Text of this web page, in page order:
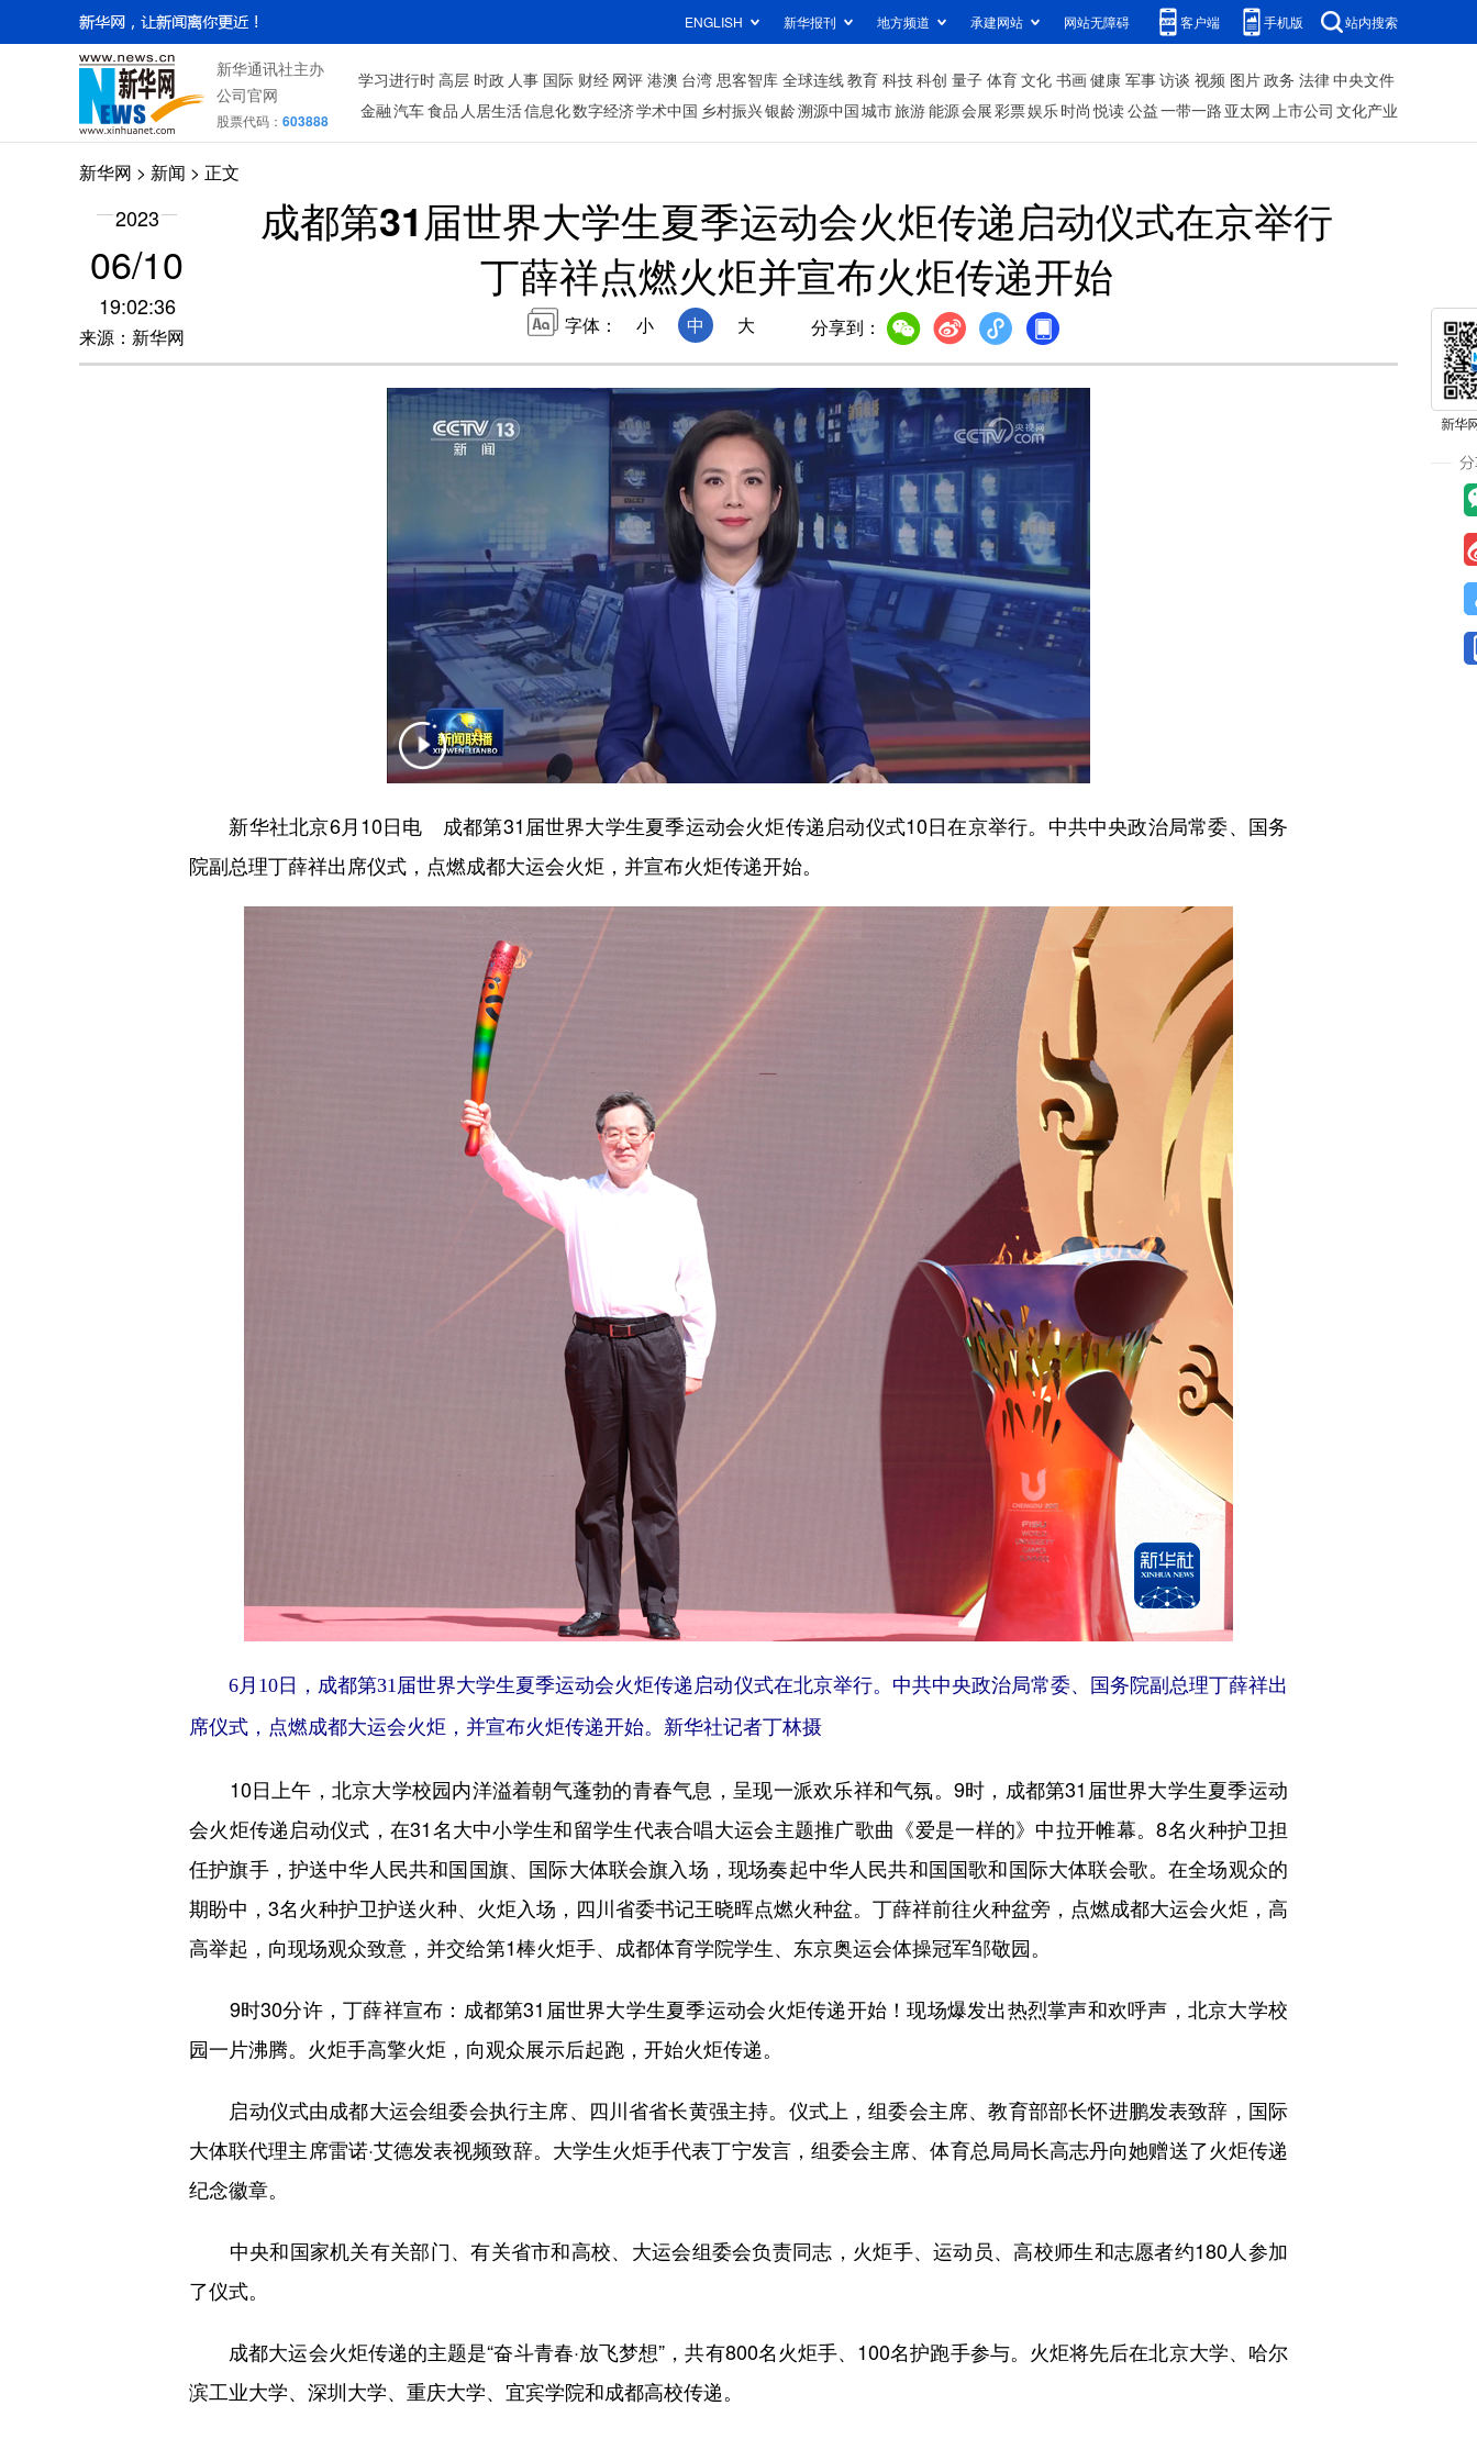
ENGLISH 新华报刊 地方频道 承建网站 网站无障碍 客户端 手机版 站内搜索
新华通讯社主办
公司官网
股票代码： 603888
学习进行时高层 时政 人事 国际 财经 网评 港澳 台湾 思客智库 全球连线教育 科技科创 量子 体育文化 书画健康 军事访谈 视频 图片政务 法律中央文件
金融汽车食品 人居生活信息化数字经济学术中国 乡村振兴银龄溯源中国城市旅游能源会展彩票娱乐时尚 悦读公益一带一路 亚太网上市公司 文化产业
新华网 > 新闻 > 正文
2023
06/10
19:02:36
来源：新华网
成都第31届世界大学生夏季运动会火炬传递启动仪式在京举行
丁薛祥点燃火炬并宣布火炬传递开始
字体： 小 中 大 分享到：
新华社北京6月10日电 成都第31届世界大学生夏季运动会火炬传递启动仪式10日在京举行。中共中央政治局常委、国务
院副总理丁薛祥出席仪式，点燃成都大运会火炬，并宣布火炬传递开始。
6月10日，成都第31届世界大学生夏季运动会火炬传递启动仪式在北京举行。中共中央政治局常委、国务院副总理丁薛祥出
席仪式，点燃成都大运会火炬，并宣布火炬传递开始。新华社记者丁林摄
10日上午，北京大学校园内洋溢着朝气蓬勃的青春气息，呈现一派欢乐祥和气氛。9时，成都第31届世界大学生夏季运动
会火炬传递启动仪式，在31名大中小学生和留学生代表合唱大运会主题推广歌曲《爱是一样的》中拉开帷幕。8名火种护卫担
任护旗手，护送中华人民共和国国旗、国际大体联会旗入场，现场奏起中华人民共和国国歌和国际大体联会歌。在全场观众的
期盼中，3名火种护卫护送火种、火炬入场，四川省委书记王晓晖点燃火种盆。丁薛祥前往火种盆旁，点燃成都大运会火炬，高
高举起，向现场观众致意，并交给第1棒火炬手、成都体育学院学生、东京奥运会体操冠军邹敬园。
9时30分许，丁薛祥宣布：成都第31届世界大学生夏季运动会火炬传递开始！现场爆发出热烈掌声和欢呼声，北京大学校
园一片沸腾。火炬手高擎火炬，向观众展示后起跑，开始火炬传递。
启动仪式由成都大运会组委会执行主席、四川省省长黄强主持。仪式上，组委会主席、教育部部长怀进鹏发表致辞，国际
大体联代理主席雷诺·艾德发表视频致辞。大学生火炬手代表丁宁发言，组委会主席、体育总局局长高志丹向她赠送了火炬传递
纪念徽章。
中央和国家机关有关部门、有关省市和高校、大运会组委会负责同志，火炬手、运动员、高校师生和志愿者约180人参加
了仪式。
成都大运会火炬传递的主题是“奋斗青春·放飞梦想”，共有800名火炬手、100名护跑手参与。火炬将先后在北京大学、哈尔
滨工业大学、深圳大学、重庆大学、宜宾学院和成都高校传递。